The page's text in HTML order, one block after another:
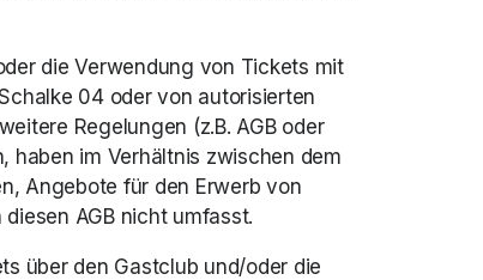
die Verwendung von Tickets mit
04 oder von autorisierten
Regelungen (z.B. AGB oder
haben im Verhältnis zwischen dem
Angebote für den Erwerb von
AGB nicht umfasst.
über den Gastclub und/oder die